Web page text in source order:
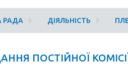
РАДА ДІЯЛЬНІСТЬ
ПОСТІЙНОЇ